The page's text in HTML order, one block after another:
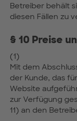
Betreiber behält
diesen Fällen zu
§ 10 Preise
(1)
Mit dem
der Kunde, das
Website
zur Verfügung
11) an den